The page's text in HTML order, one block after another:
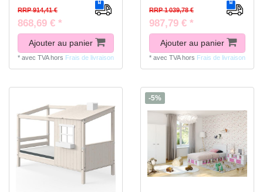
RRP 914,41 €
868,69 € *
Ajouter au panier
* avec TVAhors Frais de livraison
RRP 1 039,78 €
987,79 € *
Ajouter au panier
* avec TVAhors Frais de livraison
-5%